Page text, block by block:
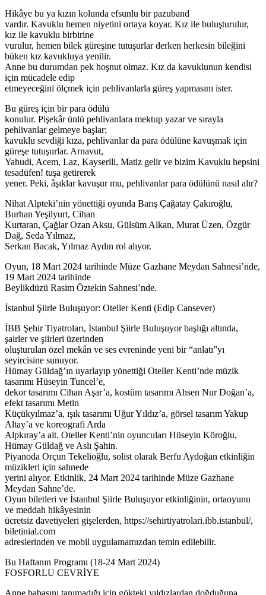
Hikâye bu ya kızın kolunda efsunlu bir pazuband
vardır. Kavuklu hemen niyetini ortaya koyar. Kız ile buluşturulur,
kız ile kavuklu birbirine
vurulur, hemen bilek güreşine tutuşurlar derken herkesin bileğini
büken kız kavukluya yenilir.
Anne bu durumdan pek hoşnut olmaz. Kız da kavuklunun kendisi
için mücadele edip
etmeyeceğini ölçmek için pehlivanlarla güreş yapmasını ister.
Bu güreş için bir para ödülü
konulur. Pişekâr ünlü pehlivanlara mektup yazar ve sırayla
pehlivanlar gelmeye başlar;
kavuklu sevdiği kıza, pehlivanlar da para ödülüne kavuşmak için
güreşe tutuşurlar. Arnavut,
Yahudi, Acem, Laz, Kayserili, Matiz gelir ve bizim Kavuklu hepsini
tesadüfen! tuşa getirerek
yener. Peki, âşıklar kavuşur mu, pehlivanlar para ödülünü nasıl alır?
Nihat Alpteki’nin yönettiği oyunda Barış Çağatay Çakıroğlu,
Burhan Yeşilyurt, Cihan
Kurtaran, Çağlar Ozan Aksu, Gülsüm Alkan, Murat Üzen, Özgür
Dağ, Seda Yılmaz,
Serkan Bacak, Yılmaz Aydın rol alıyor.
Oyun, 18 Mart 2024 tarihinde Müze Gazhane Meydan Sahnesi’nde,
19 Mart 2024 tarihinde
Beylikdüzü Rasim Öztekin Sahnesi’nde.
İstanbul Şiirle Buluşuyor: Oteller Kenti (Edip Cansever)
İBB Şehir Tiyatroları, İstanbul Şiirle Buluşuyor başlığı altında,
şairler ve şiirleri üzerinden
oluşturulan özel mekân ve ses evreninde yeni bir “anlatı”yı
seyircisine sunuyor.
Hümay Güldağ’ın uyarlayıp yönettiği Oteller Kenti’nde müzik
tasarımı Hüseyin Tuncel’e,
dekor tasarımı Cihan Aşar’a, kostüm tasarımı Ahsen Nur Doğan’a,
efekt tasarımı Metin
Küçükyılmaz’a, ışık tasarımı Uğur Yıldız’a, görsel tasarım Yakup
Altay’a ve koreografi Arda
Alpkıray’a ait. Oteller Kenti’nin oyuncuları Hüseyin Köroğlu,
Hümay Güldağ ve Aslı Şahin.
Piyanoda Orçun Tekelioğlu, solist olarak Berfu Aydoğan etkinliğin
müzikleri için sahnede
yerini alıyor. Etkinlik, 24 Mart 2024 tarihinde Müze Gazhane
Meydan Sahne’de.
Oyun biletleri ve İstanbul Şiirle Buluşuyor etkinliğinin, ortaoyunu
ve meddah hikâyesinin
ücretsiz davetiyeleri gişelerden, https://sehirtiyatrolari.ibb.istanbul/,
biletinial.com
adreslerinden ve mobil uygulamamızdan temin edilebilir.
Bu Haftanın Programı (18-24 Mart 2024)
FOSFORLU CEVRİYE
Anne babasını tanımadığı için gökteki yıldızlardan doğduğuna